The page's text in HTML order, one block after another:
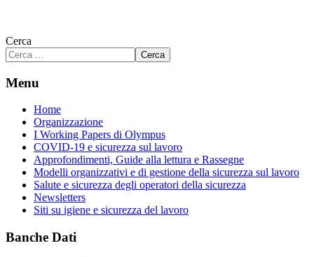
Cerca
Cerca
Menu
Home
Organizzazione
I Working Papers di Olympus
COVID-19 e sicurezza sul lavoro
Approfondimenti, Guide alla lettura e Rassegne
Modelli organizzativi e di gestione della sicurezza sul lavoro
Salute e sicurezza degli operatori della sicurezza
Newsletters
Siti su igiene e sicurezza del lavoro
Banche Dati